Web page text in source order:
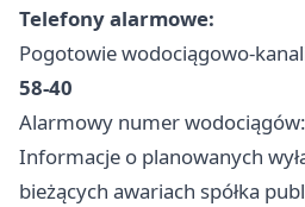
Telefony alarmowe:
Pogotowie wodociągowo-
58-40
Alarmowy numer wodociągów:
Informacje o planowanych
bieżących awariach spółka